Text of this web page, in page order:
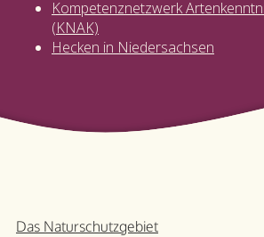
Kompetenznetzwerk
(KNAK)
Hecken in Niedersachsen
Das Naturschutz­gebiet